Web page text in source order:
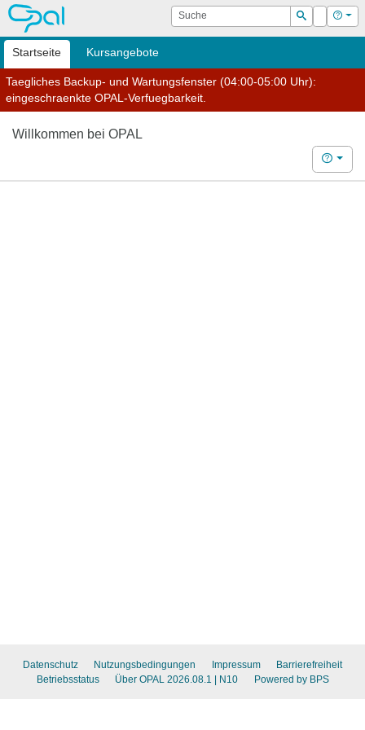
OPAL Suche
Suchen
Login Hilfe
Startseite Kursangebote
Taegliches Backup- und Wartungsfenster (04:00-05:00 Uhr):
eingeschraenkte OPAL-Verfuegbarkeit.
Willkommen bei OPAL
Hilfe
Datenschutz Nutzungsbedingungen Impressum
Barrierefreiheit
Betriebsstatus
Über OPAL 2026.08.1 | N10 Powered by BPS